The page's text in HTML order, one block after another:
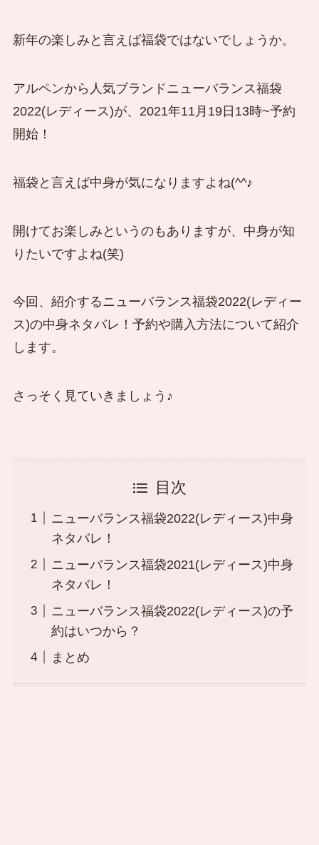
新年の楽しみと言えば福袋ではないでしょうか。
アルペンから人気ブランドニューバランス福袋
2022(レディース)が、2021年11月19日13時~予約
開始！
福袋と言えば中身が気になりますよね(^^♪
開けてお楽しみというのもありますが、中身が知
りたいですよね(笑)
今回、紹介するニューバランス福袋2022(レディー
ス)の中身ネタバレ！予約や購入方法について紹介
します。
さっそく見ていきましょう♪
目次
ニューバランス福袋2022(レディース)中身
ネタバレ！
ニューバランス福袋2021(レディース)中身
ネタバレ！
ニューバランス福袋2022(レディース)の予
約はいつから？
まとめ